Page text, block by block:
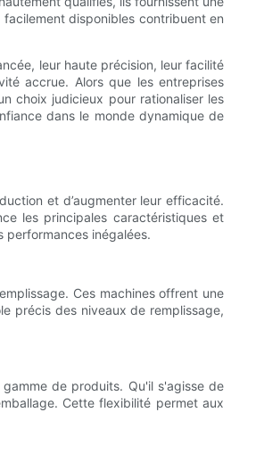
disponibles contribuent en
leur haute précision, leur facilité
accrue. Alors que les entreprises
choix judicieux pour rationaliser les
dans le monde dynamique de
et d’augmenter leur efficacité.
les principales caractéristiques et
performances inégalées.
Ces machines offrent une
précis des niveaux de remplissage,
de produits. Qu'il s'agisse de
Cette flexibilité permet aux